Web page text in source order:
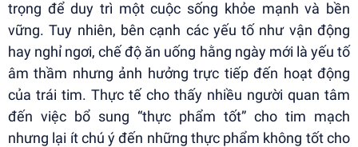
trọng để duy trì một cuộc sống khỏe mạnh và bền
vững. Tuy nhiên, bên cạnh các yếu tố như vận động
hay nghỉ ngơi, chế độ ăn uống hằng ngày mới là yếu tố
âm thầm nhưng ảnh hưởng trực tiếp đến hoạt động
của trái tim. Thực tế cho thấy nhiều người quan tâm
đến việc bổ sung “thực phẩm tốt” cho tim mạch
nhưng lại ít chú ý đến những thực phẩm không tốt cho